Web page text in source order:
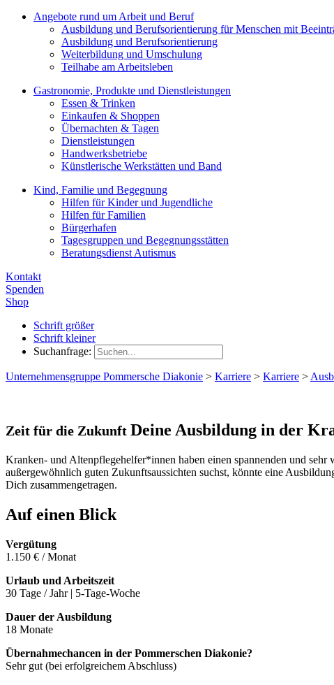
Angebote rund um Arbeit und Beruf
Ausbildung und Berufsorientierung für Menschen mit
Ausbildung und Berufsorientierung
Weiterbildung und Umschulung
Teilhabe am Arbeitsleben
Gastronomie, Produkte und Dienstleistungen
Essen & Trinken
Einkaufen & Shoppen
Übernachten & Tagen
Dienstleistungen
Handwerksbetriebe
Künstlerische Werkstätten und Band
Kind, Familie und Begegnung
Hilfen für Kinder und Jugendliche
Hilfen für Familien
Bürgerhafen
Tagesgruppen und Begegnungsstätten
Beratungsdienst Autismus
Kontakt
Spenden
Shop
Schrift größer
Schrift kleiner
Suchanfrage:
Unternehmensgruppe Pommersche Diakonie > Karriere > Karriere >
Zeit für die Zukunft Deine Ausbildung in der
Kranken- und Altenpflegehelfer*innen haben einen spannenden und
außergewöhnlich guten Zukunftsaussichten suchst, könnte eine
Dich zusammengetragen.
Auf einen Blick
Vergütung
1.150 € / Monat
Urlaub und Arbeitszeit
30 Tage / Jahr | 5-Tage-Woche
Dauer der Ausbildung
18 Monate
Übernahmechancen in der Pommerschen Diakonie?
Sehr gut (bei erfolgreichem Abschluss)